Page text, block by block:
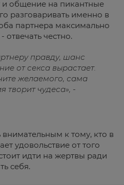
и общение на пикантные
разговаривать именно в
партнера максимально
честно.
правду, шанс
от секса вырастает.
желаемого, сама
творит чудеса», -
к тому, кто в
удовольствие от того
идти на жертвы ради
себя.